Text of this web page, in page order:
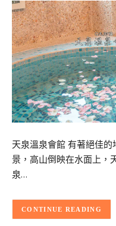
天泉溫泉會館 有著絕佳
景，高山倒映在水面上，
泉…
CONTINUE READING